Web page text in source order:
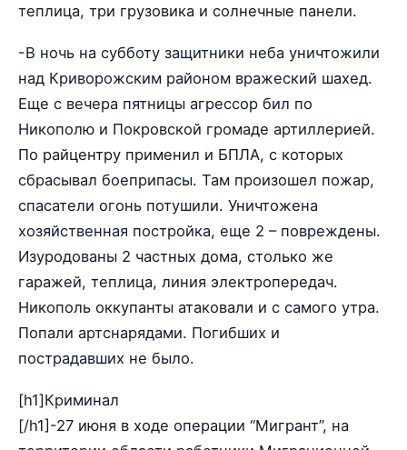
теплица, три грузовика и солнечные панели.
-В ночь на субботу защитники неба уничтожили
над Криворожским районом вражеский шахед.
Еще с вечера пятницы агрессор бил по
Никополю и Покровской громаде артиллерией.
По райцентру применил и БПЛА, с которых
сбрасывал боеприпасы. Там произошел пожар,
спасатели огонь потушили. Уничтожена
хозяйственная постройка, еще 2 – повреждены.
Изуродованы 2 частных дома, столько же
гаражей, теплица, линия электропередач.
Никополь оккупанты атаковали и с самого утра.
Попали артснарядами. Погибших и
пострадавших не было.
[h1]Криминал
[/h1]-27 июня в ходе операции “Мигрант”, на